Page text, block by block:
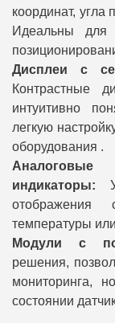
координат,
Идеальны для
Дисплеи с
Контрастные
интуитивно
легкую
оборудования .
индикаторы:
отображения
температуры
Модули с
решения,
мониторинга,
состоянии